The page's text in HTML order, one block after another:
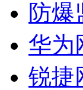
防爆
华为
锐捷